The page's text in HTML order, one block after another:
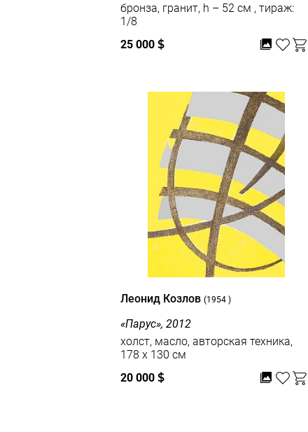
бронза, гранит, h – 52 см , тираж:
1/8
25 000$
Леонид Козлов(1954 )
«Парус», 2012
холст, масло, авторская техника,
178 x 130 см
20 000$